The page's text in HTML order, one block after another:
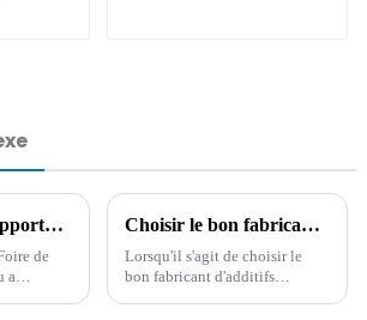
Débloquer des opportunités mondiales avec des agents résistants à la chaleur à la 137e Foire de Canton à Guangzhou
de
a
Choisir le bon fabricant : 7 critères pour le meilleur additif hydrophobe
Lorsqu'il s'agit de choisir le
bon fabricant d'additifs